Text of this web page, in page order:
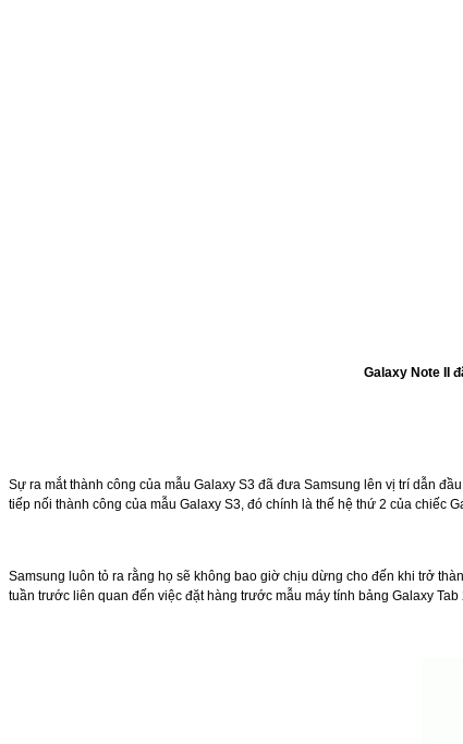
Galaxy Note II
Sự ra mắt thành công của mẫu Galaxy S3 đã đưa Samsung lên vị trí dẫn
tiếp nối thành công của mẫu Galaxy S3, đó chính là thế hệ thứ 2 của chiếc
Samsung luôn tỏ ra rằng họ sẽ không bao giờ chịu dừng cho đến khi trở
tuần trước liên quan đến việc đặt hàng trước mẫu máy tính bảng Galaxy